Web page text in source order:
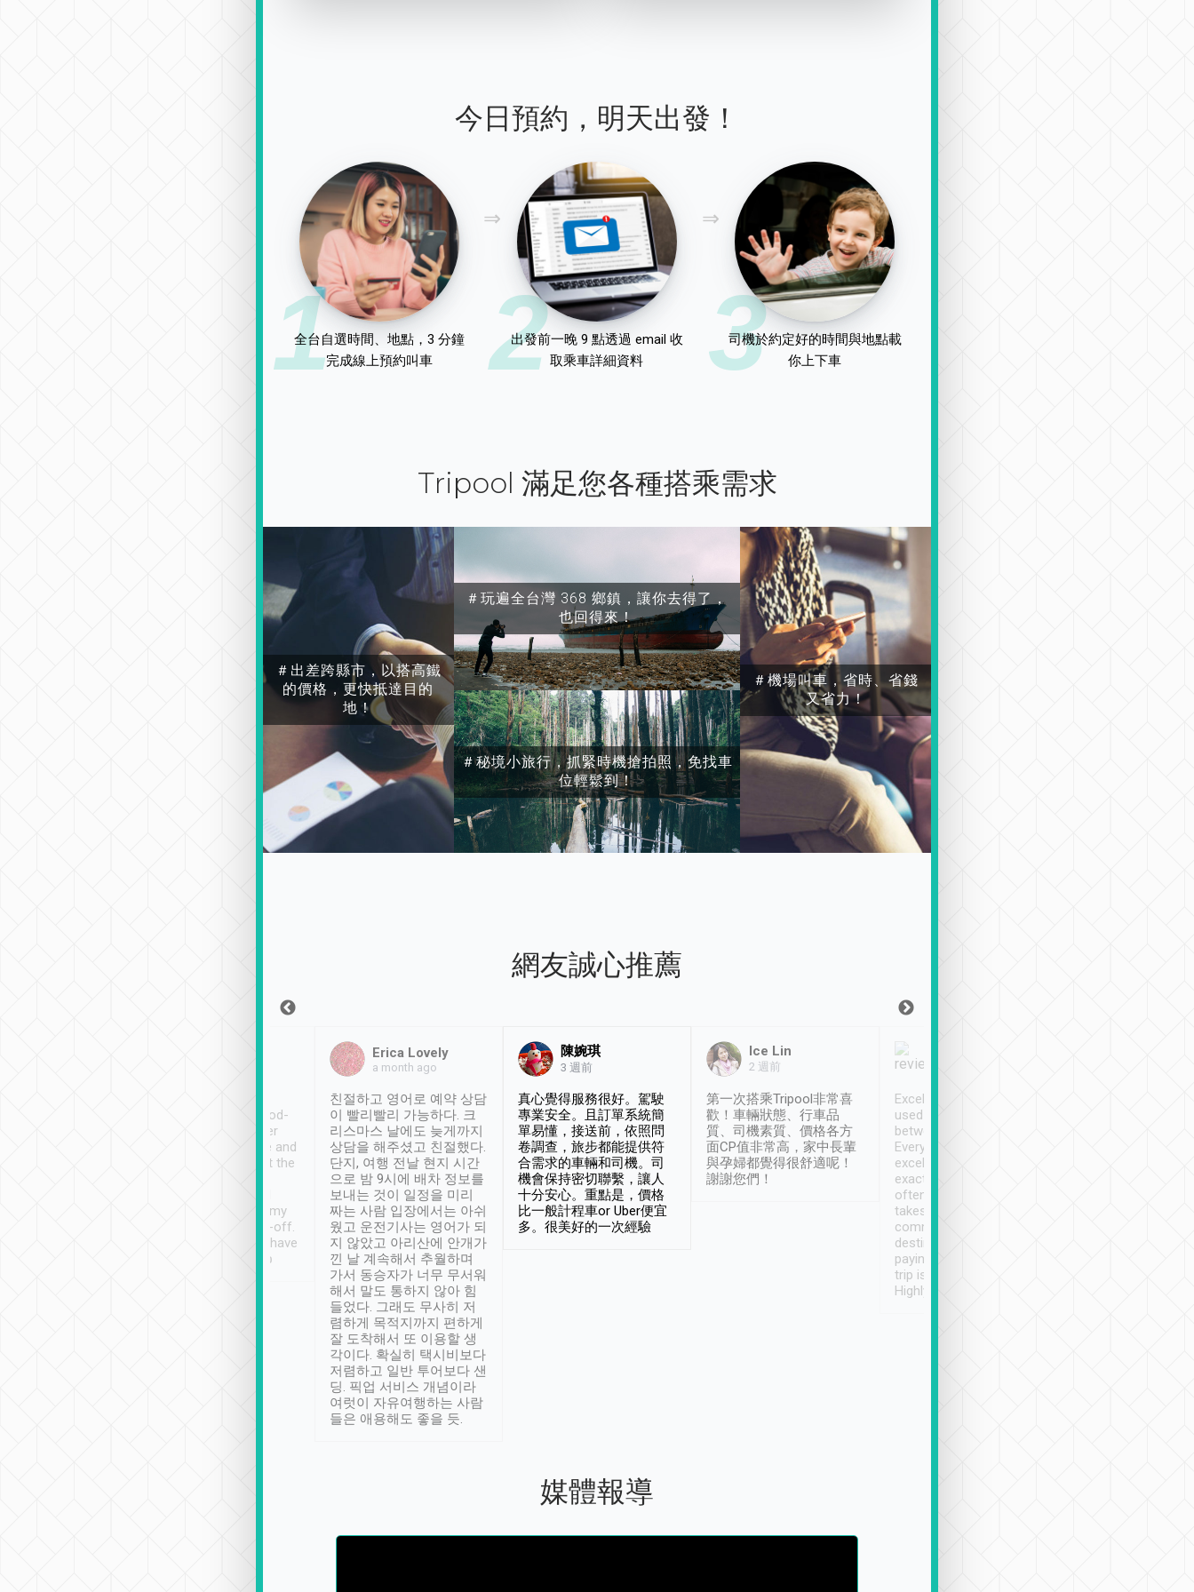
今日預約，明天出發！
1
全台自選時間、地點，3 分鐘
完成線上預約叫車
2
出發前一晚 9 點透過 email 收
取乘車詳細資料
3
司機於約定好的時間與地點載
你上下車
Tripool 滿足您各種搭乘需求
＃出差跨縣市，以搭高鐵
的價格，更快抵達目的
地！
＃玩遍全台灣 368 鄉鎮，讓你去得了，
也回得來！
＃秘境小旅行，抓緊時機搶拍照，免找車
位輕鬆到！
＃機場叫車，省時、省錢
又省力！
網友誠心推薦
service, vehicles in good-
condition and the driver
service was awesome and
thoughtful. Driver went the
have safely arrived at my
destination after drop-off.
Definitely something I have
not seen elsewhere 👍
Erica Lovely
a month ago
친절하고 영어로 예약 상담
이 빨리빨리 가능하다. 크
리스마스 날에도 늦게까지
상담을 해주셨고 친절했다.
단지, 여행 전날 현지 시간
으로 밤 9시에 배차 정보를
보내는 것이 일정을 미리
짜는 사람 입장에서는 아쉬
웠고 운전기사는 영어가 되
지 않았고 아리산에 안개가
낀 날 계속해서 추월하며
가서 동승자가 너무 무서워
해서 말도 통하지 않아 힘
들었다. 그래도 무사히 저
렴하게 목적지까지 편하게
잘 도착해서 또 이용할 생
각이다. 확실히 택시비보다
저렴하고 일반 투어보다 샌
딩. 픽업 서비스 개념이라
여럿이 자유여행하는 사람
들은 애용해도 좋을 듯.
陳婉琪
3 週前
真心覺得服務很好。駕駛
專業安全。且訂單系統簡
單易懂，接送前，依照問
卷調查，旅步都能提供符
合需求的車輛和司機。司
機會保持密切聯繫，讓人
十分安心。重點是，價格
比一般計程車or Uber便宜
多。很美好的一次經驗
Ice Lin
2 週前
第一次搭乘Tripool非常喜
歡！車輛狀態、行車品
質、司機素質、價格各方
面CP值非常高，家中長輩
與孕婦都覺得很舒適呢！
謝謝您們！
Excellent service. We have
used Tripool to travel
between cities in Taiwan.
Every driver has been
excellent and arrives
exactly on time. As there is
often limited English it
takes the difficulty out of
communicating the
destination details and
paying online prior to the
trip is very convenient.
Highly recommended
媒體報導